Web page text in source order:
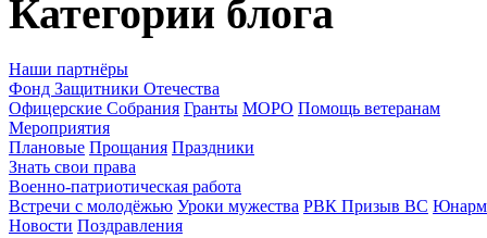
Категории блога
Наши партнёры
Фонд Защитники Отечества
Офицерские Собрания Гранты МОРО Помощь ветеранам
Мероприятия
Плановые Прощания Праздники
Знать свои права
Военно-патриотическая работа
Встречи с молодёжью Уроки мужества РВК Призыв ВС
Новости Поздравления